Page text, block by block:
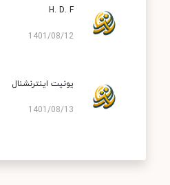
H. D. F
1401/08/12
یونیت اینترنشنال
1401/08/13